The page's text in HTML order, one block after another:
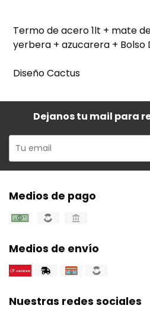
Termo de acero 1lt + mate
yerbera + azucarera + Bolso
Diseño Cactus
Dejanos tu mail para
Medios de pago
Medios de envío
Nuestras redes sociales